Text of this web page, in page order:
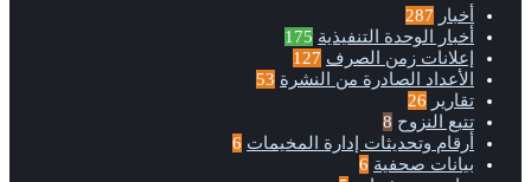
أخبار 287
أخبار الوحدة التنفيذية 175
إعلانات زمن الصرف 127
الأعداد الصادرة من النشرة 53
تقارير 26
تتبع النزوح 8
أرقام وتحديثات إدارة المخيمات 6
بيانات صحفية 6